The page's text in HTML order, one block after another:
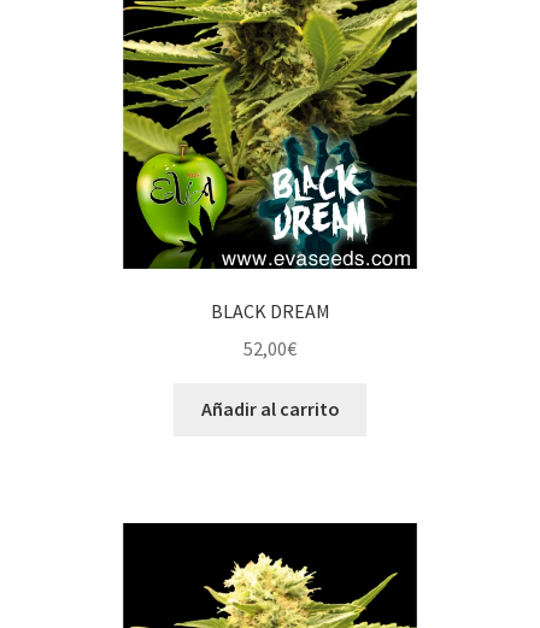
BLACK DREAM
52,00€
Añadir al carrito